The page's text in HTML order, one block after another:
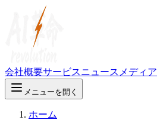
会社概要サービスニュース メディア
メニューを開く
ホーム